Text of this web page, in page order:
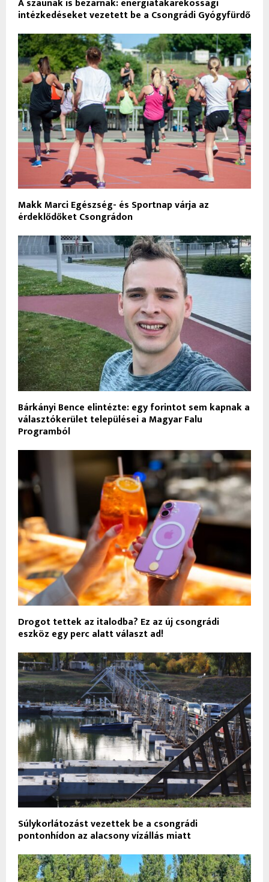
intézkedéseket vezetett be a Csongrádi Gyógyfürdő
Makk Marci Egészség- és Sportnap várja az
érdeklődőket Csongrádon
Bárkányi Bence elintézte: egy forintot sem kapnak a
választókerület települései a Magyar Falu
Programból
Drogot tettek az italodba? Ez az új csongrádi
eszköz egy perc alatt választ ad!
Súlykorlátozást vezettek be a csongrádi
pontonhídon az alacsony vízállás miatt